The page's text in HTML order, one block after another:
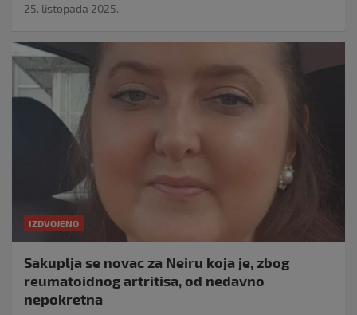
25. listopada 2025.
IZDVOJENO
Sakuplja se novac za Neiru koja je, zbog
reumatoidnog artritisa, od nedavno
nepokretna